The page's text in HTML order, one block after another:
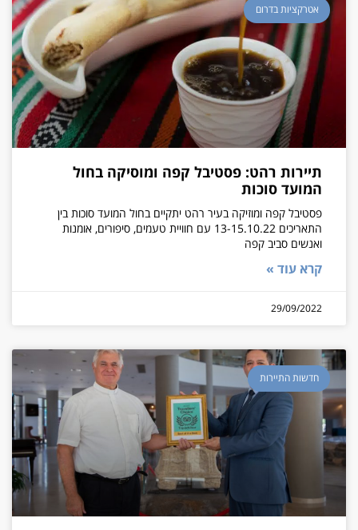
אטרקציות בדרום
תיירות רהט: פסטיבל קפה ומוסיקה בחול
המועד סוכות
פסטיבל קפה ומוזיקה בעיר רהט יתקיים בחול המועד סוכות בין
התאריכים 13-15.10.22 עם חוויית טעמים, סיפורים, אומנות
ואנשים סביב קפה
קרא עוד »
29/09/2022
חדשות התיירות